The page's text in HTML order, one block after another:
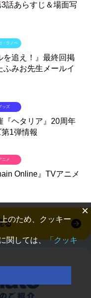
3話あらすじ＆場面写
を追え！』最終回掲
ふみお先生メールイ
・ラノベ
『ヘタリア』20周年
1弾情報
ッズ
Online』TVアニメ
ニメ
る
×
のため、クッキー
関しては、「クッキ